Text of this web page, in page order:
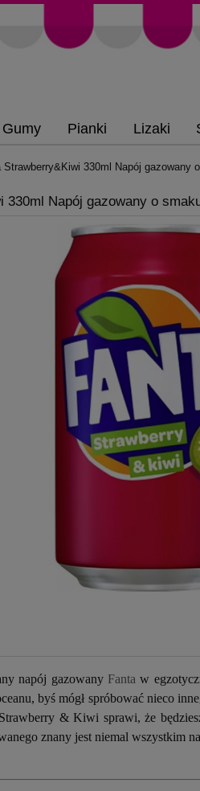
Pianki Lizaki
Strawberry&Kiwi 330ml Napój gazowany
330ml Napój gazowany o
napój gazowany Fanta w
byś mógł spróbować nieco
& Kiwi sprawi, że
znany jest niemal wszystkim